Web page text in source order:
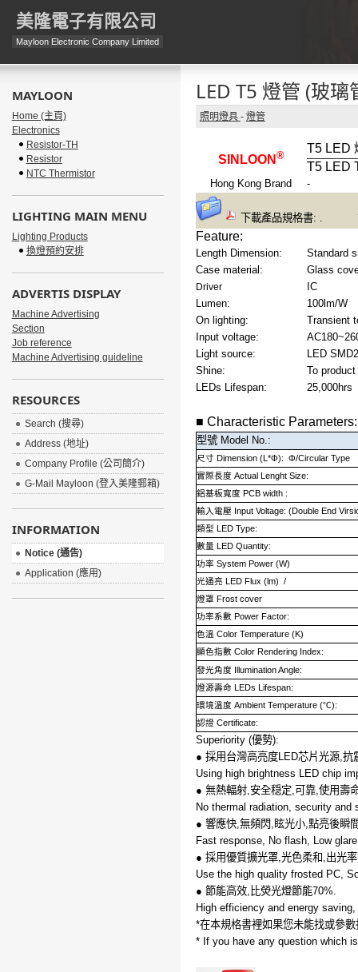
美隆電子有限公司
Mayloon Electronic Company Limited
LED T5 燈管 (玻璃
照明燈具 - 燈管
SINLOON ®
T5 LED
T5 LED
Hong Kong Brand -
下載產品規格書: .
Feature:
Length Dimension:
Standard
Case material:
Glass
Driver
IC
Lumen:
100lm/W
On lighting:
Transient
Input voltage:
Light source:
LED
Shine:
To
LEDs Lifespan:
25,000hrs
■ Characteristic Parameters:
型號Model No.:
尺寸 Dimension (L*Φ): Φ/Circular Type
實際長度 Actual Lenght Size:
鋁基板寬度 PCB width :
輸入電壓 Input Voltage: (Double End
類型 LED Type:
數量 LED Quantity:
功率 System Power (W)
光通亮 LED Flux (lm) /
燈罩 Frost cover
功率系數Power Factor:
色溫 Color Temperature (K)
顯色指數Color Rendering Index:
發光角度 Illumination Angle:
燈源壽命 LEDs Lifespan:
環境溫度 Ambient Temperature (℃):
認證 Certificate:
Superiority (優勢):
● 採用台灣高亮度LED芯片光源,抗
Using high brightness LED chip
● 無熱輻射,安全穏定, 可靠,使用壽
No thermal radiation, security
● 響應快,無頻閃,眩光小,點亮後瞬
Fast response, No flash, Low
● 採用優質擴光罩,光色柔和 ,出光
Use the high quality frosted PC,
● 節能高效, 比熒光燈節能70%.
High efficiency and energy
*在本規格書裡如果您未能找或參
* If you have any question which
MAYLOON
Home (主頁)
Electronics
Resistor-TH
Resistor
NTC Thermistor
LIGHTING MAIN MENU
Lighting Products
換燈預約安排
ADVERTIS DISPLAY
Machine Advertising
Section
Job reference
Machine Advertising guideline
RESOURCES
Search (搜尋)
Address (地址)
Company Profile (公司簡介)
G-Mail Mayloon (登入美隆郵箱)
INFORMATION
Notice (通告)
Application (應用)